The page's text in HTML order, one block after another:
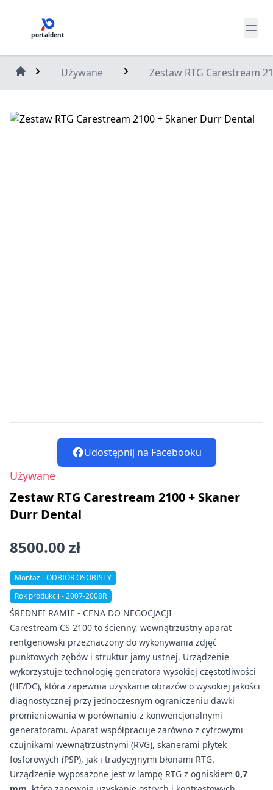
portaldent
Używane Zestaw RTG Carestream
Udostępnij na Facebooku
Używane
Zestaw RTG Carestream 2100 + Skaner
Durr Dental
8500.00 zł
Montaż - ODBIÓR OSOBISTY
Rok produkcji - 2007-2008R
ŚREDNEI RAMIE - CENA DO NEGOCJACJI
Carestream CS 2100 to ścienny, wewnątrzustny aparat
rentgenowski przeznaczony do wykonywania zdjęć
punktowych zębów i struktur jamy ustnej. Urządzenie
wykorzystuje technologię generatora wysokiej częstotliwości
(HF/DC), która zapewnia uzyskanie obrazów o wysokiej jakości
diagnostycznej przy jednoczesnym ograniczeniu dawki
promieniowania w porównaniu z konwencjonalnymi
generatorami. Aparat współpracuje zarówno z cyfrowymi
czujnikami wewnątrzustnymi (RVG), skanerami płytek
fosforowych (PSP), jak i tradycyjnymi błonami RTG.
Urządzenie wyposażone jest w lampę RTG z ogniskiem 0,7